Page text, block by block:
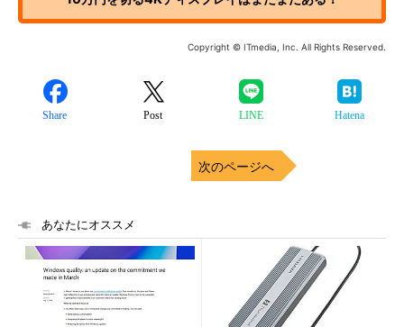
Copyright © ITmedia, Inc. All Rights Reserved.
Share Post LINE Hatena
次のページへ
あなたにオススメ